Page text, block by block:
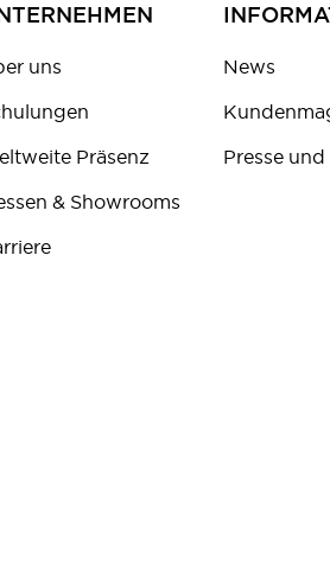
uns
Präsenz
& Showrooms
News
Presse